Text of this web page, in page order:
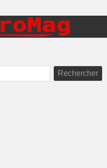
Rechercher